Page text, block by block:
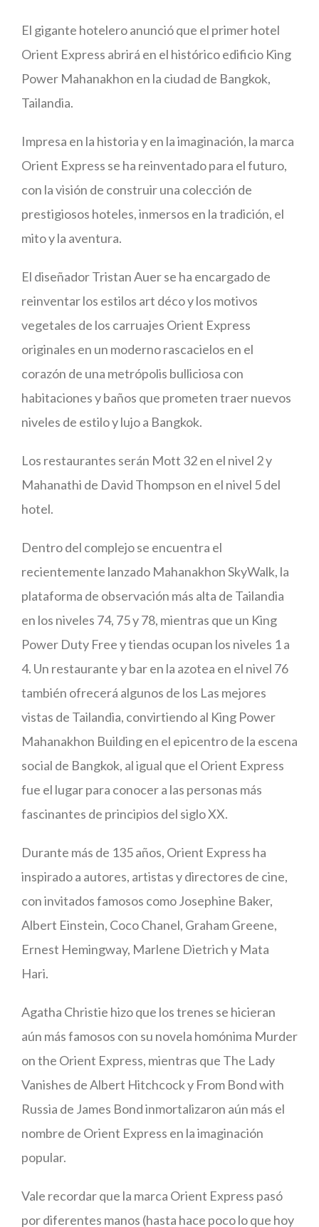
El gigante hotelero anunció que el primer hotel
Orient Express abrirá en el histórico edificio King
Power Mahanakhon en la ciudad de Bangkok,
Tailandia.
Impresa en la historia y en la imaginación, la marca
Orient Express se ha reinventado para el futuro,
con la visión de construir una colección de
prestigiosos hoteles, inmersos en la tradición, el
mito y la aventura.
El diseñador Tristan Auer se ha encargado de
reinventar los estilos art déco y los motivos
vegetales de los carruajes Orient Express
originales en un moderno rascacielos en el
corazón de una metrópolis bulliciosa con
habitaciones y baños que prometen traer nuevos
niveles de estilo y lujo a Bangkok.
Los restaurantes serán Mott 32 en el nivel 2 y
Mahanathi de David Thompson en el nivel 5 del
hotel.
Dentro del complejo se encuentra el
recientemente lanzado Mahanakhon SkyWalk, la
plataforma de observación más alta de Tailandia
en los niveles 74, 75 y 78, mientras que un King
Power Duty Free y tiendas ocupan los niveles 1 a
4. Un restaurante y bar en la azotea en el nivel 76
también ofrecerá algunos de los Las mejores
vistas de Tailandia, convirtiendo al King Power
Mahanakhon Building en el epicentro de la escena
social de Bangkok, al igual que el Orient Express
fue el lugar para conocer a las personas más
fascinantes de principios del siglo XX.
Durante más de 135 años, Orient Express ha
inspirado a autores, artistas y directores de cine,
con invitados famosos como Josephine Baker,
Albert Einstein, Coco Chanel, Graham Greene,
Ernest Hemingway, Marlene Dietrich y Mata
Hari.
Agatha Christie hizo que los trenes se hicieran
aún más famosos con su novela homónima Murder
on the Orient Express, mientras que The Lady
Vanishes de Albert Hitchcock y From Bond with
Russia de James Bond inmortalizaron aún más el
nombre de Orient Express en la imaginación
popular.
Vale recordar que la marca Orient Express pasó
por diferentes manos (hasta hace poco lo que hoy